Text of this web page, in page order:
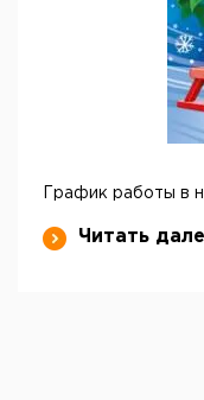
График работы в
Читать